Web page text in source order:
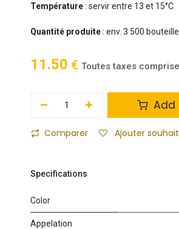
Température: servir entre 13 et 15°C.
Quantité produite: env. 3 500
11.50 € Toutes taxes
Add
Comparer Ajouter
Specifications
Color
Appelation